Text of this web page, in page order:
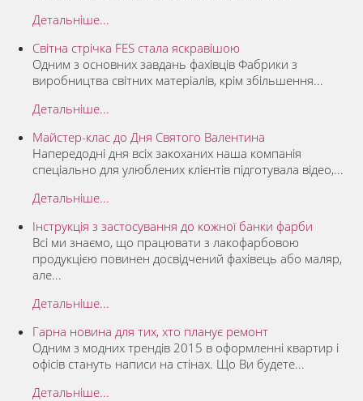
Детальніше...
Світна стрічка FES стала яскравішою
Одним з основних завдань фахівців Фабрики з
виробництва світних матеріалів, крім збільшення...
Детальніше...
Майстер-клас до Дня Святого Валентина
Напередодні дня всіх закоханих наша компанія
спеціально для улюблених клієнтів підготувала відео,...
Детальніше...
Інструкція з застосування до кожної банки фарби
Всі ми знаємо, що працювати з лакофарбовою
продукцією повинен досвідчений фахівець або маляр,
але...
Детальніше...
Гарна новина для тих, хто планує ремонт
Одним з модних трендів 2015 в оформленні квартир і
офісів стануть написи на стінах. Що Ви будете...
Детальніше...